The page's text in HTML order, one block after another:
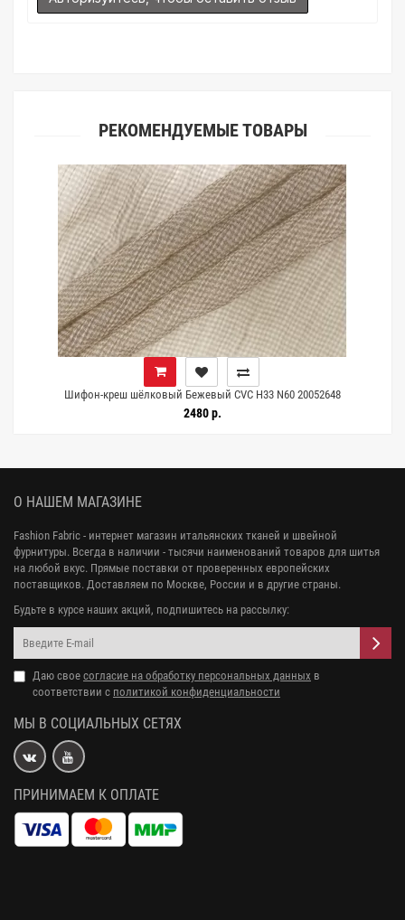
(ателье), то данная услуга поможет Вам улучшить работу с
РЕКОМЕНДУЕМЫЕ ТОВАРЫ
Шифон-креш шёлковый Бежевый CVC H33 N60 20052648
2480 р.
О НАШЕМ МАГАЗИНЕ
Fashion Fabric - интернет магазин итальянских тканей и швейной
фурнитуры. Всегда в наличии - тысячи наименований товаров для шитья
на любой вкус. Прямые поставки от проверенных европейских
поставщиков. Доставляем по Москве, России и в другие страны.
Будьте в курсе наших акций, подпишитесь на рассылку:
Даю свое согласие на обработку персональных данных в
соответствии с политикой конфиденциальности
МЫ В СОЦИАЛЬНЫХ СЕТЯХ
ПРИНИМАЕМ К ОПЛАТЕ